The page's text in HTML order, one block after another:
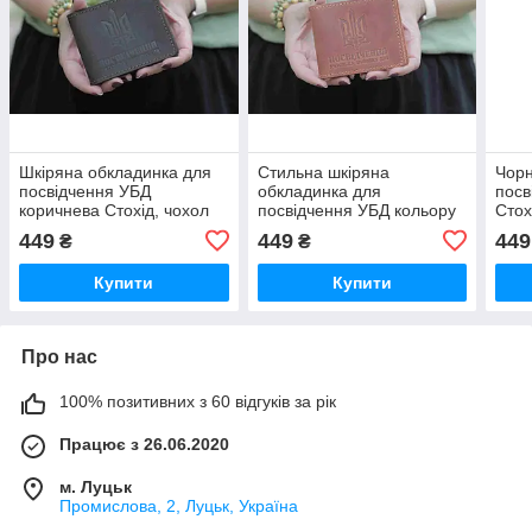
Шкіряна обкладинка для
посвідчення УБД
коричнева Стохід, чохол
для документів зі вставкою
ПВХ
449 ₴
Купити
Стильна шкіряна
обкладинка для
посвідчення УБД кольору
Коньяк Стохід, чохол для
документів зі вставкою
ПВХ
449₴
Купити
449
Про нас
100% позитивних з 60 відгуків за рік
Працює з 26.06.2020
м. Луцьк
Промислова, 2, Луцьк, Україна